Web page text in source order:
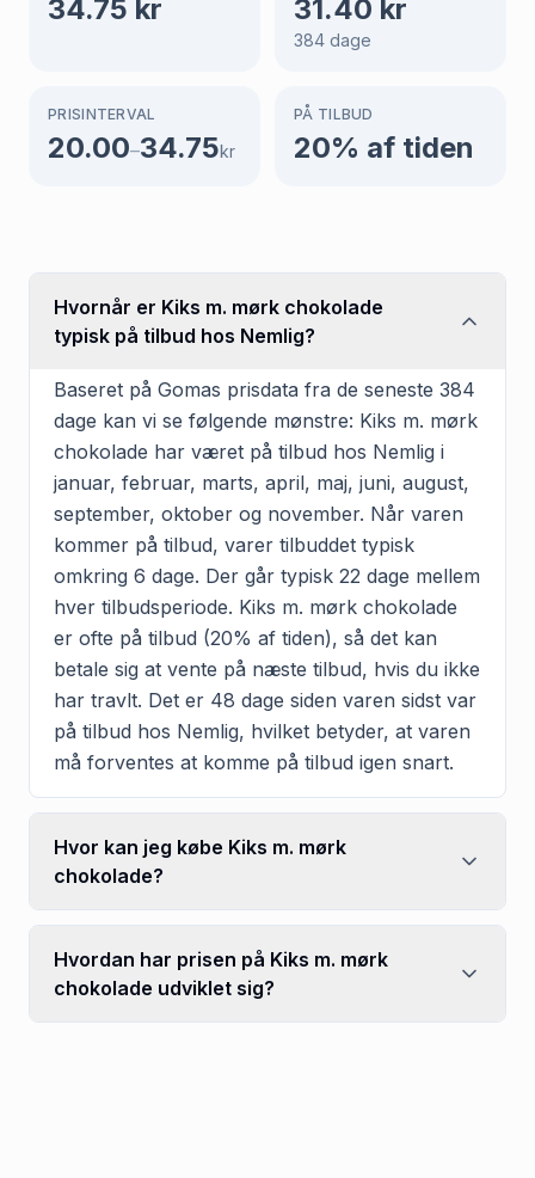
34.75 kr 31.40 kr
384 dage
PRISINTERVAL
20.00–34.75kr
PÅ TILBUD
20% af tiden
Hvornår er Kiks m. mørk chokolade
typisk på tilbud hos Nemlig?
Baseret på Gomas prisdata fra de seneste 384
dage kan vi se følgende mønstre: Kiks m. mørk
chokolade har været på tilbud hos Nemlig i
januar, februar, marts, april, maj, juni, august,
september, oktober og november. Når varen
kommer på tilbud, varer tilbuddet typisk
omkring 6 dage. Der går typisk 22 dage mellem
hver tilbudsperiode. Kiks m. mørk chokolade
er ofte på tilbud (20% af tiden), så det kan
betale sig at vente på næste tilbud, hvis du ikke
har travlt. Det er 48 dage siden varen sidst var
på tilbud hos Nemlig, hvilket betyder, at varen
må forventes at komme på tilbud igen snart.
Hvor kan jeg købe Kiks m. mørk
chokolade?
Hvordan har prisen på Kiks m. mørk
chokolade udviklet sig?